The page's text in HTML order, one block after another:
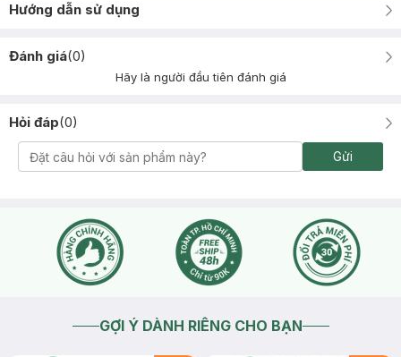
Hướng dẫn sử dụng
Đánh giá(0)
Hãy là người đầu tiên đánh giá
Hỏi đáp(0)
Gửi
GỢI Ý DÀNH RIÊNG CHO BẠN